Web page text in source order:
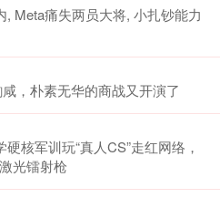
Meta痛失两员大将, 小扎钞能力
，朴素无华的商战又开演了
核军训玩“真人CS”走红网络，
光镭射枪